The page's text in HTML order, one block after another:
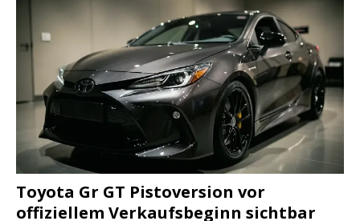
Toyota Gr GT Pistoversion vor
offiziellem Verkaufsbeginn sichtbar